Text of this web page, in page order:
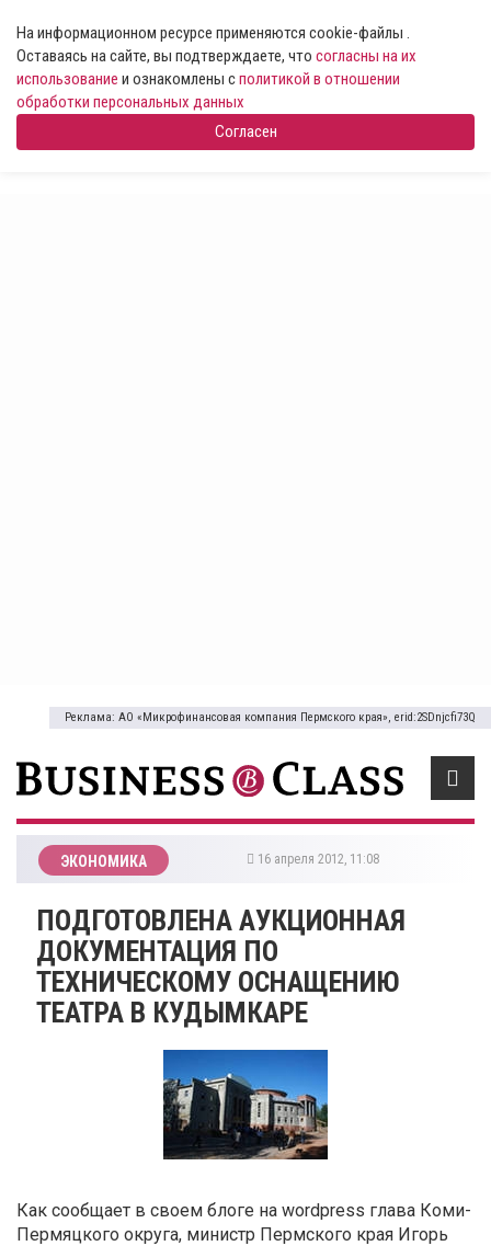
На информационном ресурсе применяются cookie-файлы .
Оставаясь на сайте, вы подтверждаете, что согласны на их
использование и ознакомлены сполитикой в отношении
обработки персональных данных
Согласен
Реклама: АО «Микрофинансовая компания Пермского края», erid:2SDnjcfi73Q
ЭКОНОМИКА 16 апреля 2012, 11:08
ПОДГОТОВЛЕНА АУКЦИОННАЯ
ДОКУМЕНТАЦИЯ ПО
ТЕХНИЧЕСКОМУ ОСНАЩЕНИЮ
ТЕАТРА В КУДЫМКАРЕ
Как сообщает в своем блоге на wordpress глава Коми-
Пермяцкого округа, министр Пермского края Игорь